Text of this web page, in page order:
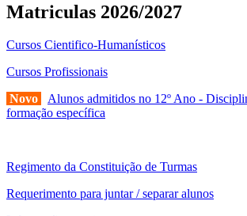
Matriculas 2026/2027
Cursos Cientifico-Humanísticos
Cursos Profissionais
Novo
Alunos admitidos no 12º Ano -
formação específica
Regimento da Constituição de Turmas
Requerimento para juntar / separar alunos